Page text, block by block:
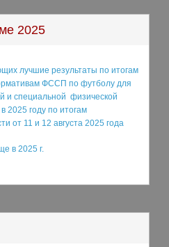
2025
лучшие результаты по итогам
ФССП по футболу для
и специальной физической
2025 году по итогам
от 11 и 12 августа 2025 года
в 2025 г.